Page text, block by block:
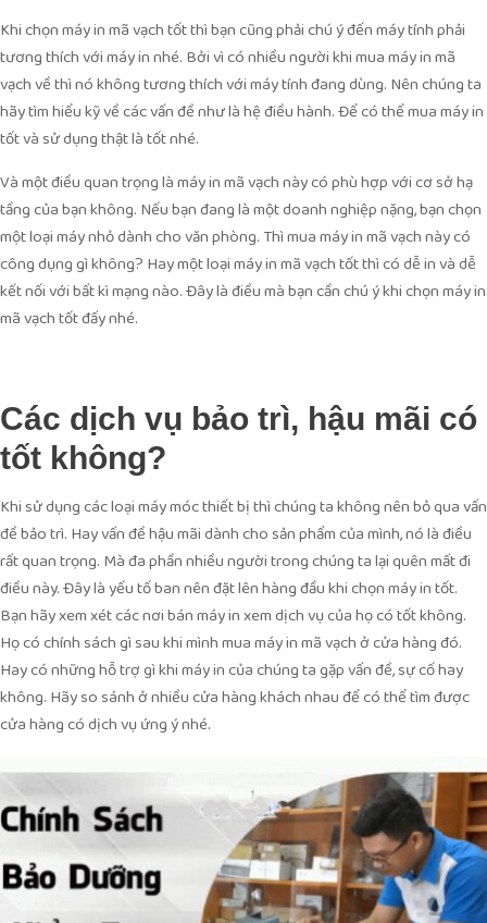
Khi chọn máy in mã vạch tốt thì bạn cũng phải chú ý đến máy tính phải
tương thích với máy in nhé. Bởi vì có nhiều người khi mua máy in mã
vạch về thì nó không tương thích với máy tính đang dùng. Nên chúng ta
hãy tìm hiểu kỹ về các vấn đề như là hệ điều hành. Để có thể mua máy in
tốt và sử dụng thật là tốt nhé.
Và một điều quan trọng là máy in mã vạch này có phù hợp với cơ sở hạ
tầng của bạn không. Nếu bạn đang là một doanh nghiệp nặng, bạn chọn
một loại máy nhỏ dành cho văn phòng. Thì mua máy in mã vạch này có
công dụng gì không? Hay một loại máy in mã vạch tốt thì có dễ in và dễ
kết nối với bất kì mạng nào. Đây là điều mà bạn cần chú ý khi chọn máy in
mã vạch tốt đấy nhé.
Các dịch vụ bảo trì, hậu mãi có
tốt không?
Khi sử dụng các loại máy móc thiết bị thì chúng ta không nên bỏ qua vấn
đề bảo trì. Hay vấn đề hậu mãi dành cho sản phẩm của mình, nó là điều
rất quan trọng. Mà đa phần nhiều người trong chúng ta lại quên mất đi
điều này. Đây là yếu tố ban nên đặt lên hàng đầu khi chọn máy in tốt.
Bạn hãy xem xét các nơi bán máy in xem dịch vụ của họ có tốt không.
Họ có chính sách gì sau khi mình mua máy in mã vạch ở cửa hàng đó.
Hay có những hỗ trợ gì khi máy in của chúng ta gặp vấn đề, sự cố hay
không. Hãy so sánh ở nhiều cửa hàng khách nhau để có thể tìm được
cửa hàng có dịch vụ ứng ý nhé.